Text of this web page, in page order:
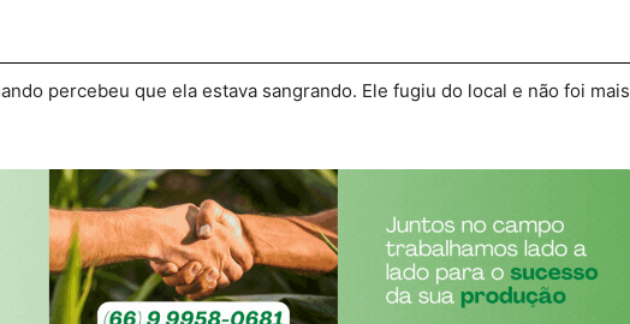
percebeu que ela estava sangrando. Ele fugiu do local e não foi mais